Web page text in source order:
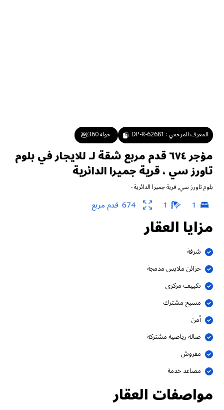
المعرف المرجعي : DP-R-62681 جولة 360
مؤجر ٦٧٤ قدم مربع شقة لـ للايجار في بلوم
تاورز سي ، قرية جميرا الدائرية
بلوم تاورز سي,قرية جميرا الدائرية-
1
1
674 قدم مربع
مزايا العقار
شرفة
خزائن ملابس مدمجة
تكييف مركزي
مسبح مشترك
أمن
صالة رياضية مشتركة
مفروش
مصاعد خدمة
مواصفات العقار